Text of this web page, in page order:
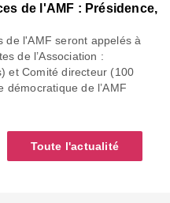
de l'AMF : Présidence,
de l'AMF seront appelés à
de l’Association :
et Comité directeur (100
démocratique de l’AMF
Toute l'actualité